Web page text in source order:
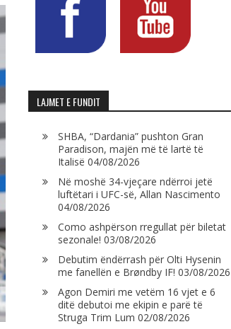
LAJMET E FUNDIT
SHBA, “Dardania” pushton Gran
Paradison, majën më të lartë të
Italisë 04/08/2026
Në moshë 34-vjeçare ndërroi jetë
luftëtari i UFC-së, Allan Nascimento
04/08/2026
Como ashpërson rregullat për biletat
sezonale! 03/08/2026
Debutim ëndërrash për Olti Hysenin
me fanellën e Brøndby IF! 03/08/2026
Agon Demiri me vetëm 16 vjet e 6
ditë debutoi me ekipin e parë të
Struga Trim Lum 02/08/2026